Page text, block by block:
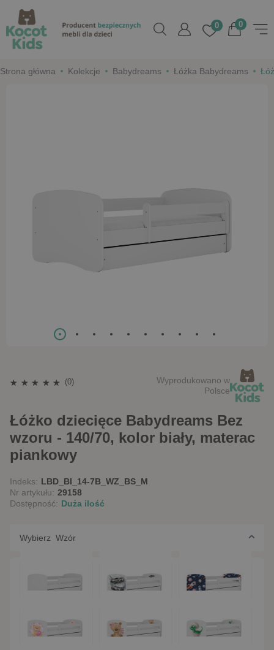
0
0
Strona główna Kolekcje Babydreams Łóżka Babydreams
(0)
Wyprodukowano w
Polsce
Łóżko dziecięce Babydreams Bez
wzoru - 140/70, kolor biały, materac
piankowy
Indeks: LBD_BI_14-7B_WZ_BS_M
Nr artykułu: 29158
Dostępność: Duża ilość
Wybierz Wzór